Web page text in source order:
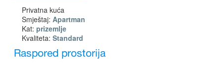
Privatna kuća
Smještaj: Apartman
Kat: prizemlje
Kvaliteta: Standard
Raspored prostorija